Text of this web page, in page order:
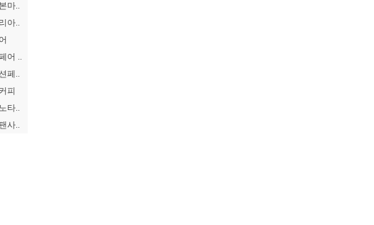
마..
아..
어 ..
페..
피
타..
사..